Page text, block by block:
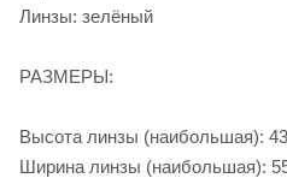
Линзы: зелёный
РАЗМЕРЫ:
Высота линзы (наибольшая):
Ширина линзы (наибольшая):